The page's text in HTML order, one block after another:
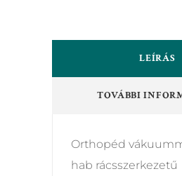
LEÍRÁS
TOVÁBBI
Orthopéd
hab rácsszerkezetű